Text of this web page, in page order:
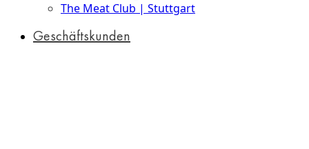
The Meat Club | Stuttgart
Geschäftskunden